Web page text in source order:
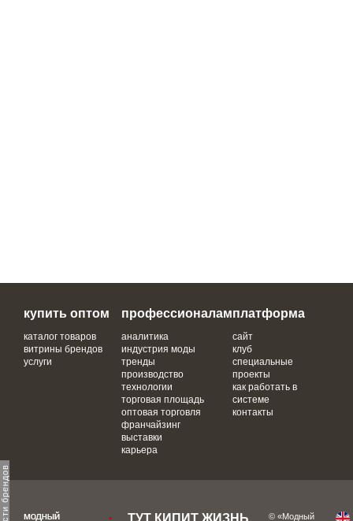
купить оптом
каталог товаров
витрины брендов
услуги
профессионалам
аналитика
индустрия моды
тренды
производство
технологии
торговая площадь
оптовая торговля
франчайзинг
выставки
карьера
платформа
сайт
клуб
специальные
проекты
как работать в
системе
контакты
ТУТ КИПИТ ЖИЗНЬ,
© «Модный